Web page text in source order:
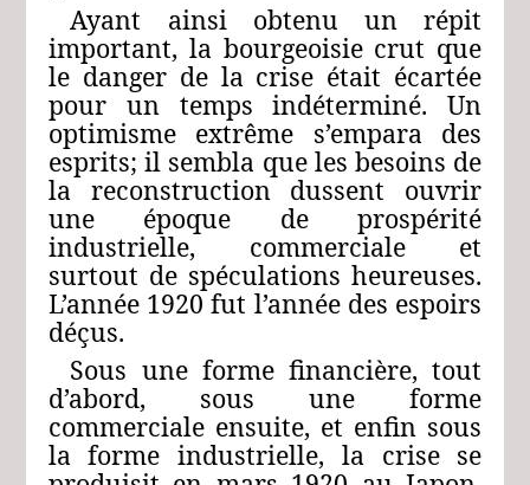
Ayant ainsi obtenu un répit
important, la bourgeoisie crut que
le danger de la crise était écartée
pour un temps indéterminé. Un
optimisme extrême s’empara des
esprits; il sembla que les besoins de
la reconstruction dussent ouvrir
une époque de prospérité
industrielle, commerciale et
surtout de spéculations heureuses.
L’année 1920 fut l’année des espoirs
déçus.
Sous une forme financière, tout
d’abord, sous une forme
commerciale ensuite, et enfin sous
la forme industrielle, la crise se